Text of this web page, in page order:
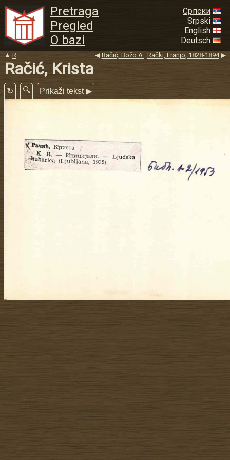
Pretraga
Pregled
O bazi
Српски
Srpski
English
Deutsch
▲ R ◀ Račić, Božo A. Rački, Franjo, 1828-1894▶
Račić, Krista